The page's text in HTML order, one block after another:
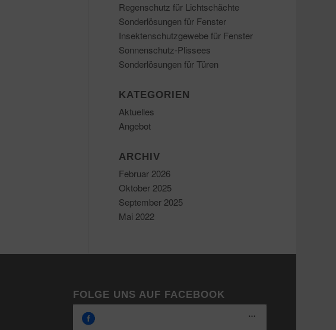
Regenschutz für Lichtschächte
Sonderlösungen für Fenster
Insektenschutzgewebe für Fenster
Sonnenschutz-Plissees
Sonderlösungen für Türen
KATEGORIEN
Aktuelles
Angebot
ARCHIV
Februar 2026
Oktober 2025
September 2025
Mai 2022
FOLGE UNS AUF FACEBOOK